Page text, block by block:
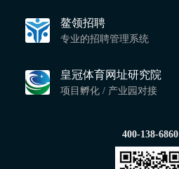
鳌领招聘
专业的招聘管理系统
皇冠体育网址研究院
项目孵化 / 产业园对接
400-138-6860